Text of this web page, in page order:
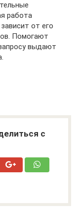
работа
от его
Помогают
выдают
с